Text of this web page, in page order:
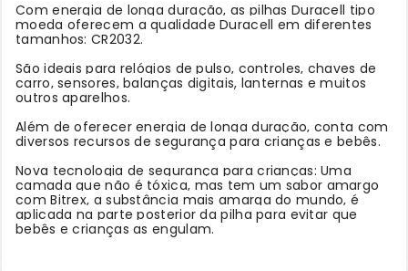
Com energia de longa duração, as pilhas Duracell tipo
moeda oferecem a qualidade Duracell em diferentes
tamanhos: CR2032.
São ideais para relógios de pulso, controles, chaves de
carro, sensores, balanças digitais, lanternas e muitos
outros aparelhos.
Além de oferecer energia de longa duração, conta com
diversos recursos de segurança para crianças e bebês.
Nova tecnologia de segurança para crianças: Uma
camada que não é tóxica, mas tem um sabor amargo
com Bitrex, a substância mais amarga do mundo, é
aplicada na parte posterior da pilha para evitar que
bebês e crianças as engulam.